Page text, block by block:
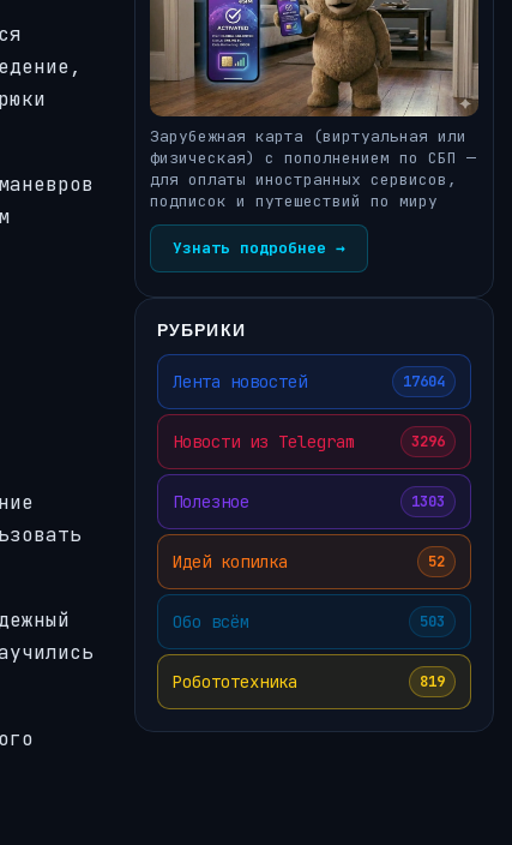
Зарубежная карта (виртуальная или
физическая) с пополнением по СБП —
для оплаты иностранных сервисов,
подписок и путешествий по миру
Узнать подробнее →
РУБРИКИ
Лента новостей 17604
Новости из Telegram 3296
Полезное 1303
Идей копилка 52
Обо всём 503
Робототехника 819